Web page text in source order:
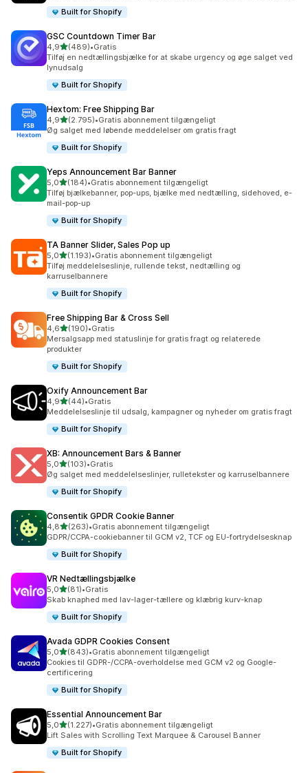
Built for Shopify
GSC Countdown Timer Bar
4,9ud af 5 stjerner
(489)
489 anmeldelser i alt
•Gratis
Tilføj en nedtællingsbjælke for at skabe urgency og øge salget ved
lynudsalg
Built for Shopify
Hextom: Free Shipping Bar
4,9ud af 5 stjerner
(2.795)
2795 anmeldelser i alt
•Gratis abonnement tilgængeligt
Øg salget med løbende meddelelser om gratis fragt
Built for Shopify
Yeps Announcement Bar Banner
5,0ud af 5 stjerner
(184)
184 anmeldelser i alt
•Gratis abonnement tilgængeligt
Tilføj bjælkebanner, pop-ups, bjælke med nedtælling, sidehoved, e-
mail-pop-up
Built for Shopify
TA Banner Slider, Sales Pop up
5,0ud af 5 stjerner
(1.193)
1193 anmeldelser i alt
•Gratis abonnement tilgængeligt
Tilføj meddelelseslinje, rullende tekst, nedtælling og
karruselbannere
Built for Shopify
Free Shipping Bar & Cross Sell
4,6ud af 5 stjerner
(190)
190 anmeldelser i alt
•Gratis
Mersalgsapp med statuslinje for gratis fragt og relaterede
produkter
Built for Shopify
Oxify Announcement Bar
4,9ud af 5 stjerner
(44)
44 anmeldelser i alt
•Gratis
Meddelelseslinje til udsalg, kampagner og nyheder om gratis fragt
Built for Shopify
XB: Announcement Bars & Banner
5,0ud af 5 stjerner
(103)
103 anmeldelser i alt
•Gratis
Øg salget med meddelelseslinjer, rulletekster og karruselbannere
Built for Shopify
Consentik GPDR Cookie Banner
4,8ud af 5 stjerner
(263)
263 anmeldelser i alt
•Gratis abonnement tilgængeligt
GDPR/CCPA-cookiebanner til GCM v2, TCF og EU-fortrydelsesknap
Built for Shopify
VR Nedtællingsbjælke
5,0ud af 5 stjerner
(81)
81 anmeldelser i alt
•Gratis
Skab knaphed med lav-lager-tællere og klæbrig kurv-knap
Built for Shopify
Avada GDPR Cookies Consent
5,0ud af 5 stjerner
(843)
843 anmeldelser i alt
•Gratis abonnement tilgængeligt
Cookies til GDPR-/CCPA-overholdelse med GCM v2 og Google-
certificering
Built for Shopify
Essential Announcement Bar
5,0ud af 5 stjerner
(1.227)
1227 anmeldelser i alt
•Gratis abonnement tilgængeligt
Lift Sales with Scrolling Text Marquee & Carousel Banner
Built for Shopify